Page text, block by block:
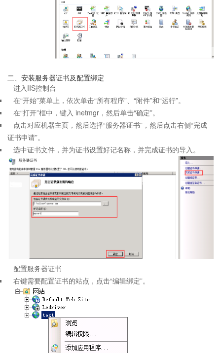
二、安装服务器证书及配置绑定
进入IIS控制台
在“开始”菜单上，依次单击“所有程序”、“附件”和“运行”。
在“打开”框中，键入 inetmgr，然后单击“确定”。
点击对应机器主页，然后选择“服务器证书”，然后点击右侧“完成
证书申请”。
选中证书文件，并为证书设置好记名称，并完成证书的导入。
配置服务器证书
右键需要配置证书的站点，点击“编辑绑定”。